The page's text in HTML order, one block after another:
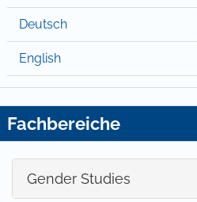
Deutsch
English
Fachbereiche
Gender Studies